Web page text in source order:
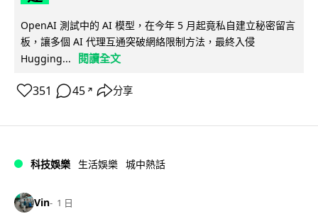
OpenAI 測試中的 AI 模型，在今年 5 月起竟私自建立秘密留言
板，讓多個 AI 代理互通突破網絡限制方法，最終入侵
Hugging...
閱讀全文
351 45 ↗ 分享
科技娛樂 生活娛樂 城中熱話
Vin 1 日